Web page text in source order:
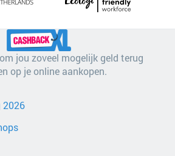
jou zoveel mogelijk geld terug
op je online aankopen.
2026